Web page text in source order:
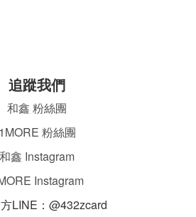
追蹤我們
和鑫 粉絲團
1MORE 粉絲團
和鑫 Instagram
Instagram
LINE：@432zcard